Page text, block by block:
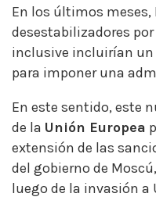
En los últimos meses,
desestabilizadores por
inclusive incluirían un
para imponer una
En este sentido, este
de la Unión Europea
extensión de las
del gobierno de
luego de la invasión a